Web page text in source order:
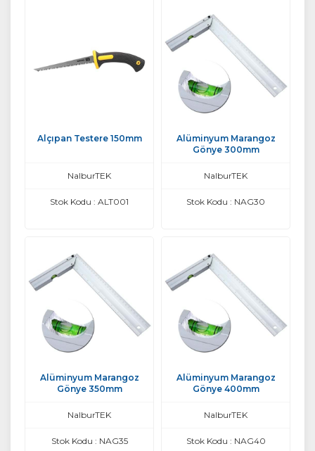
Alçıpan Testere 150mm
NalburTEK
Stok Kodu : ALT001
Alüminyum Marangoz
Gönye 300mm
NalburTEK
Stok Kodu : NAG30
Alüminyum Marangoz
Gönye 350mm
NalburTEK
Stok Kodu : NAG35
Alüminyum Marangoz
Gönye 400mm
NalburTEK
Stok Kodu : NAG40